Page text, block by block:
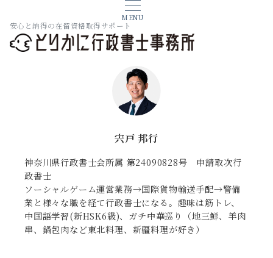
MENU
安心と納得の在留資格取得サポート
宍戸 邦行
神奈川県行政書士会所属 第24090828号 申請取次行
政書士
ソーシャルゲーム運営業務→国際貨物輸送手配→警備
業と様々な職を経て行政書士になる。趣味は筋トレ、
中国語学習(新HSK6級)、ガチ中華巡り（地三鮮、羊肉
串、鍋包肉など東北料理、新疆料理が好き）